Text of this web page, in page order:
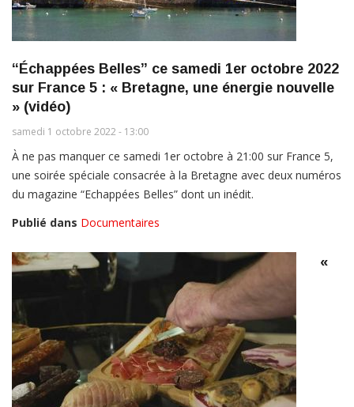
“Échappées Belles” ce samedi 1er octobre 2022
sur France 5 : « Bretagne, une énergie nouvelle
» (vidéo)
samedi 1 octobre 2022 - 13:00
À ne pas manquer ce samedi 1er octobre à 21:00 sur France 5,
une soirée spéciale consacrée à la Bretagne avec deux numéros
du magazine “Echappées Belles” dont un inédit.
Publié dans Documentaires
«